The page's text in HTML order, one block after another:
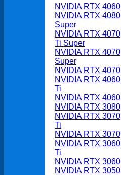
NVIDIA RTX 4060
NVIDIA RTX 4080
Super
NVIDIA RTX 4070
Ti Super
NVIDIA RTX 4070
Super
NVIDIA RTX 4070
NVIDIA RTX 4060
Ti
NVIDIA RTX 4060
NVIDIA RTX 3080
NVIDIA RTX 3070
Ti
NVIDIA RTX 3070
NVIDIA RTX 3060
Ti
NVIDIA RTX 3060
NVIDIA RTX 3050